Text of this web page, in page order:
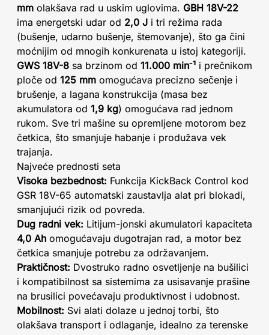
mm olakšava rad u uskim uglovima. GBH 18V-22
ima energetski udar od 2,0 J i tri režima rada
(bušenje, udarno bušenje, štemovanje), što ga čini
moćnijim od mnogih konkurenata u istoj kategoriji.
GWS 18V-8 sa brzinom od 11.000 min⁻¹ i prečnikom
ploče od 125 mm omogućava precizno sečenje i
brušenje, a lagana konstrukcija (masa bez
akumulatora od 1,9 kg) omogućava rad jednom
rukom. Sve tri mašine su opremljene motorom bez
četkica, što smanjuje habanje i produžava vek
trajanja.
Najveće prednosti seta
Visoka bezbednost: Funkcija KickBack Control kod
GSR 18V-65 automatski zaustavlja alat pri blokadi,
smanjujući rizik od povreda.
Dug radni vek: Litijum-jonski akumulatori kapaciteta
4,0 Ah omogućavaju dugotrajan rad, a motor bez
četkica smanjuje potrebu za održavanjem.
Praktičnost: Dvostruko radno osvetljenje na bušilici
i kompatibilnost sa sistemima za usisavanje prašine
na brusilici povećavaju produktivnost i udobnost.
Mobilnost: Svi alati dolaze u jednoj torbi, što
olakšava transport i odlaganje, idealno za terenske